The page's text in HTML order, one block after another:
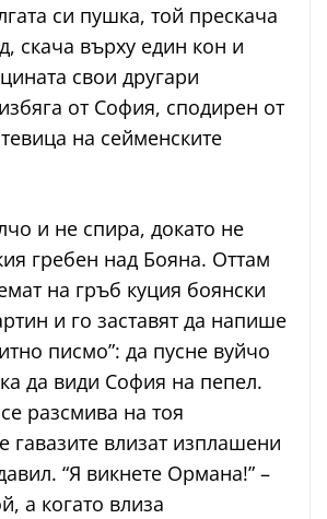
си пушка, той прескача
скача върху един кон и
свои другари
от София, сподирен от
на сейменските
и не спира, докато не
гребен над Бояна. Оттам
на гръб куция боянски
и го заставят да напише
писмо”: да пусне вуйчо
да види София на пепел.
разсмива на тоя
гавазите влизат изплашени
“Я викнете Ормана!” –
а когато влиза